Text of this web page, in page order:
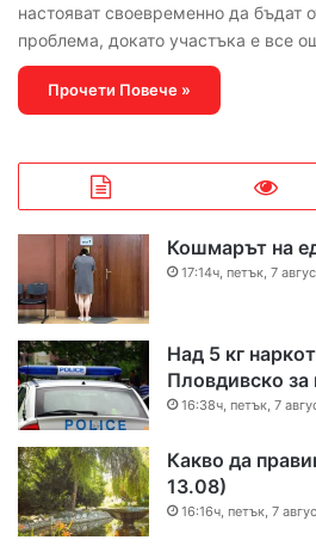
настояват своевременно да бъдат
проблема, докато участъка е все
Прочети Повече »
Кошмарът на
17:14ч, петък, 7
Над 5 кг
Пловдивско за
16:38ч, петък, 7
Какво да
13.08)
16:16ч, петък, 7